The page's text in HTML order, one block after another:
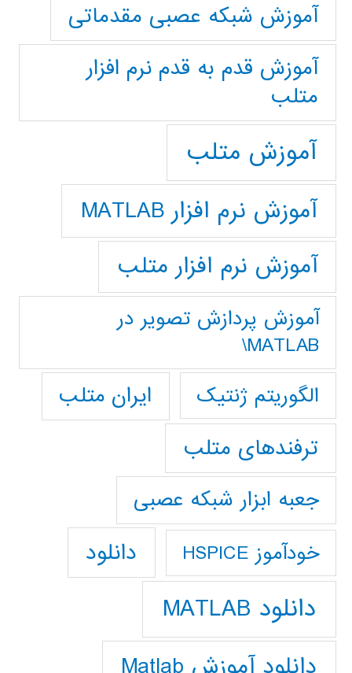
آموزش شبکه عصبی مقدماتی
آموزش قدم به قدم نرم افزار
متلب
آموزش متلب
آموزش نرم افزار MATLAB
آموزش نرم افزار متلب
آموزش پردازش تصوير در
MATLAB\
الگوریتم ژنتیک
ایران متلب
ترفندهای متلب
جعبه ابزار شبکه عصبی
خودآموز HSPICE دانلود
دانلود MATLAB